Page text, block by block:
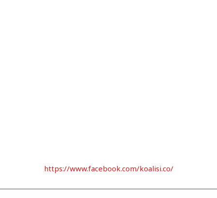
https://www.facebook.com/koalisi.co/